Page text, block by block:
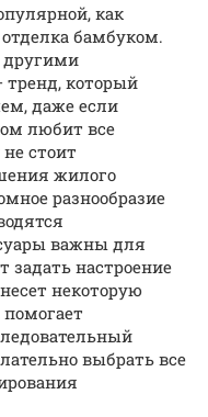
как
бамбуком.
который
даже если
любит все
стоит
жилого
разнообразие
важны для
задать настроение
некоторую
выбрать все